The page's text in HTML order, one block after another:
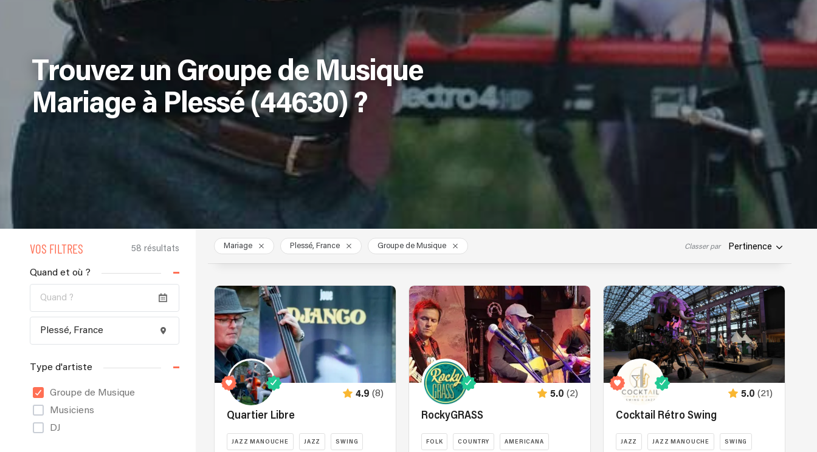
Trouvez un Groupe de Musique
Mariage à Plessé (44630) ?
VOS FILTRES 58 résultats
Quand et où ?
Type d'artiste
Groupe de Musique
Musiciens
DJ
Mariage Plessé, France Groupe de Musique Classer par Pertinence
4.9 (8)
Quartier Libre
JAZZ MANOUCHE JAZZ SWING
5.0 (2)
RockyGRASS
FOLK COUNTRY AMERICANA
5.0 (21)
Cocktail Rétro Swing
JAZZ JAZZ MANOUCHE SWING